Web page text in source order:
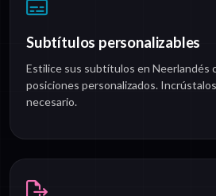
Subtítulos personalizables
Estilice sus subtítulos en Neerlandés
posiciones personalizados.
necesario.